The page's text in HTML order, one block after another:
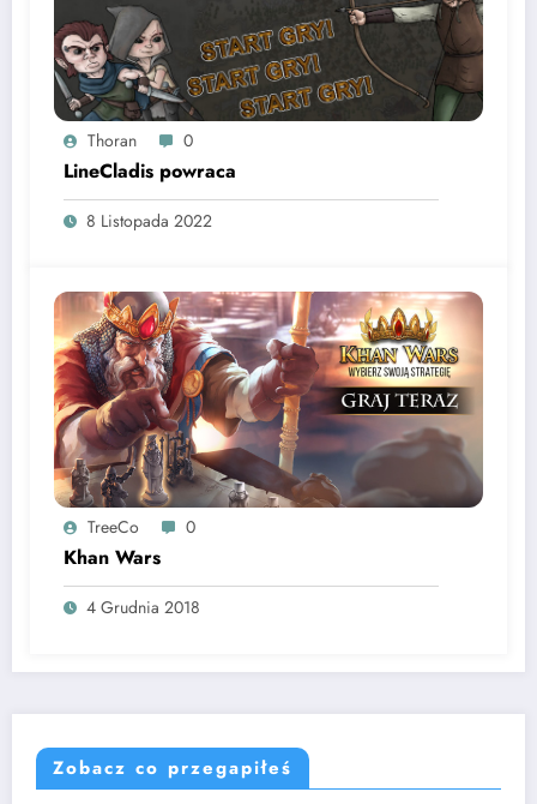
Thoran 0
LineCladis powraca
8 Listopada 2022
TreeCo 0
Khan Wars
4 Grudnia 2018
Zobacz co przegapiłeś